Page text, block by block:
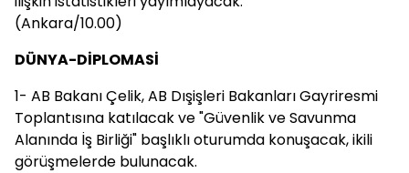
(Ankara/10.00)
DÜNYA-DİPLOMASİ
1- AB Bakanı Çelik, AB Dışişleri Bakanları Gayriresmi
Toplantısına katılacak ve "Güvenlik ve Savunma
Alanında İş Birliği" başlıklı oturumda konuşacak, ikili
görüşmelerde bulunacak.